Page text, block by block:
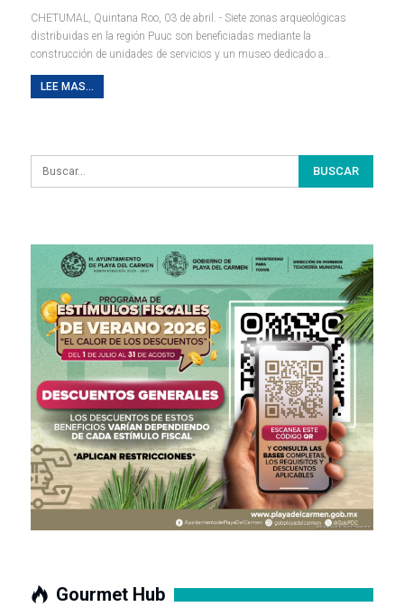
CHETUMAL, Quintana Roo, 03 de abril. - Siete zonas arqueológicas
distribuidas en la región Puuc son beneficiadas mediante la
construcción de unidades de servicios y un museo dedicado a…
LEE MAS...
Gourmet Hub